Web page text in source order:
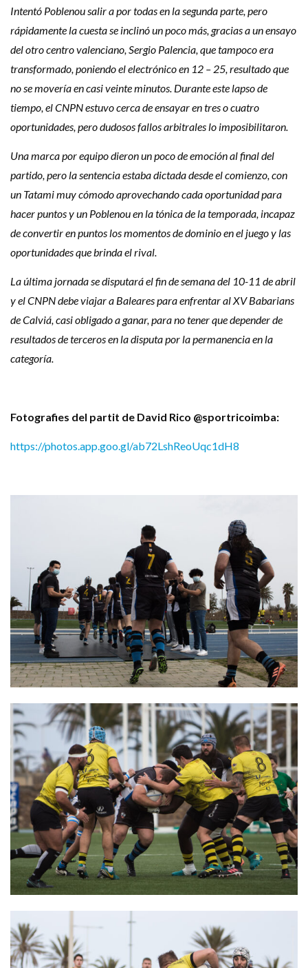
Intentó Poblenou salir a por todas en la segunda parte, pero
rápidamente la cuesta se inclinó un poco más, gracias a un ensayo
del otro centro valenciano, Sergio Palencia, que tampoco era
transformado, poniendo el electrónico en 12 – 25, resultado que
no se movería en casi veinte minutos. Durante este lapso de
tiempo, el CNPN estuvo cerca de ensayar en tres o cuatro
oportunidades, pero dudosos fallos arbitrales lo imposibilitaron.
Una marca por equipo dieron un poco de emoción al final del
partido, pero la sentencia estaba dictada desde el comienzo, con
un Tatami muy cómodo aprovechando cada oportunidad para
hacer puntos y un Poblenou en la tónica de la temporada, incapaz
de convertir en puntos los momentos de dominio en el juego y las
oportunidades que brinda el rival.
La última jornada se disputará el fin de semana del 10-11 de abril
y el CNPN debe viajar a Baleares para enfrentar al XV Babarians
de Calviá, casi obligado a ganar, para no tener que depender de
resultados de terceros en la disputa por la permanencia en la
categoría.
Fotografies del partit de David Rico @sportricoimba:
https://photos.app.goo.gl/ab72LshReoUqc1dH8